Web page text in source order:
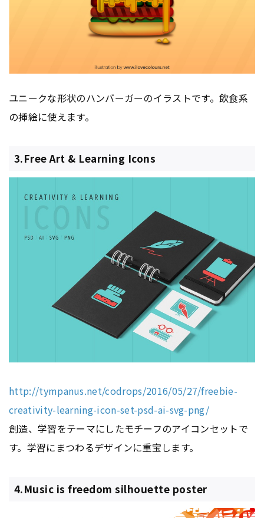
ユニークな形状のハンバーガーのイラストです。飲食系
の挿絵に使えます。
3.Free Art & Learning Icons
http://tympanus.net/codrops/2016/05/27/freebie-
creativity-learning-icon-set-psd-ai-svg-png/
創造、学習をテーマにしたモチーフのアイコンセットで
す。学習にまつわるデザインに重宝します。
4.Music is freedom silhouette poster